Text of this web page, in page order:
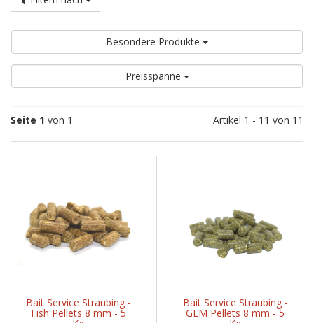
Besondere Produkte
Preisspanne
Seite 1 von 1 Artikel 1 - 11 von 11
Bait Service Straubing -
Fish Pellets 8 mm - 5
Bait Service Straubing -
GLM Pellets 8 mm - 5